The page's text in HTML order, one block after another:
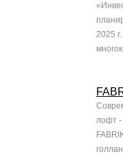
2025
лофт -